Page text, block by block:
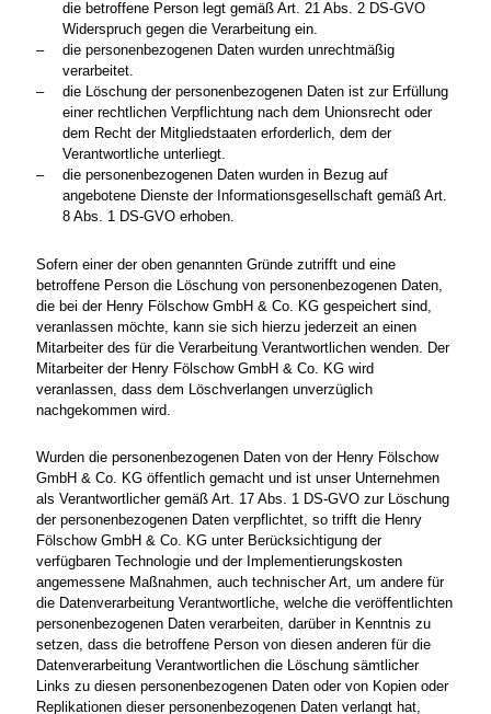
die betroffene Person legt gemäß Art. 21 Abs. 2 DS-GVO
Widerspruch gegen die Verarbeitung ein.
die personenbezogenen Daten wurden unrechtmäßig
verarbeitet.
die Löschung der personenbezogenen Daten ist zur Erfüllung
einer rechtlichen Verpflichtung nach dem Unionsrecht oder
dem Recht der Mitgliedstaaten erforderlich, dem der
Verantwortliche unterliegt.
die personenbezogenen Daten wurden in Bezug auf
angebotene Dienste der Informationsgesellschaft gemäß Art.
8 Abs. 1 DS-GVO erhoben.
Sofern einer der oben genannten Gründe zutrifft und eine
betroffene Person die Löschung von personenbezogenen Daten,
die bei der Henry Fölschow GmbH & Co. KG gespeichert sind,
veranlassen möchte, kann sie sich hierzu jederzeit an einen
Mitarbeiter des für die Verarbeitung Verantwortlichen wenden. Der
Mitarbeiter der Henry Fölschow GmbH & Co. KG wird
veranlassen, dass dem Löschverlangen unverzüglich
nachgekommen wird.
Wurden die personenbezogenen Daten von der Henry Fölschow
GmbH & Co. KG öffentlich gemacht und ist unser Unternehmen
als Verantwortlicher gemäß Art. 17 Abs. 1 DS-GVO zur Löschung
der personenbezogenen Daten verpflichtet, so trifft die Henry
Fölschow GmbH & Co. KG unter Berücksichtigung der
verfügbaren Technologie und der Implementierungskosten
angemessene Maßnahmen, auch technischer Art, um andere für
die Datenverarbeitung Verantwortliche, welche die veröffentlichten
personenbezogenen Daten verarbeiten, darüber in Kenntnis zu
setzen, dass die betroffene Person von diesen anderen für die
Datenverarbeitung Verantwortlichen die Löschung sämtlicher
Links zu diesen personenbezogenen Daten oder von Kopien oder
Replikationen dieser personenbezogenen Daten verlangt hat,